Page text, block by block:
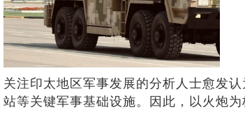
关注印太地区军事发展的分析人士愈发
站等关键军事基础设施。因此，以火炮